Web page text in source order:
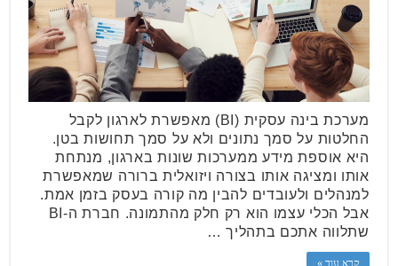
מערכת בינה עסקית (BI) מאפשרת לארגון לקבל
החלטות על סמך נתונים ולא על סמך תחושות בטן.
היא אוספת מידע ממערכות שונות בארגון, מנתחת
אותו ומציגה אותו בצורה ויזואלית ברורה שמאפשרת
למנהלים ולעובדים להבין מה קורה בעסק בזמן אמת.
אבל הכלי עצמו הוא רק חלק מהתמונה. חברת ה-BI
שתלווה אתכם בתהליך …
קרא עוד »